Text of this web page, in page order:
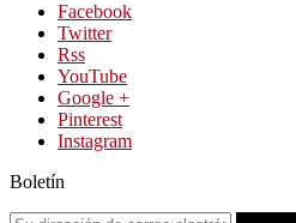
Facebook
Twitter
Rss
YouTube
Google +
Pinterest
Instagram
Boletín